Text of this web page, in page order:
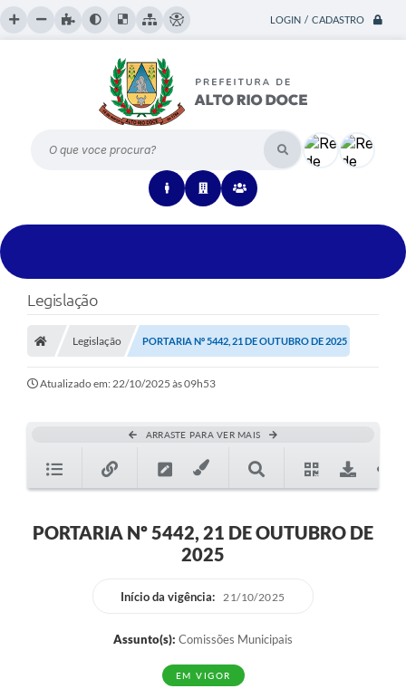
LOGIN / CADASTRO
O que voce procura?
Legislação
Legislação PORTARIA Nº 5442, 21 DE OUTUBRO DE 2025
Atualizado em: 22/10/2025 às 09h53
ARRASTE PARA VER MAIS
PORTARIA Nº 5442, 21 DE OUTUBRO DE
2025
Início da vigência: 21/10/2025
Assunto(s): Comissões Municipais
EM VIGOR